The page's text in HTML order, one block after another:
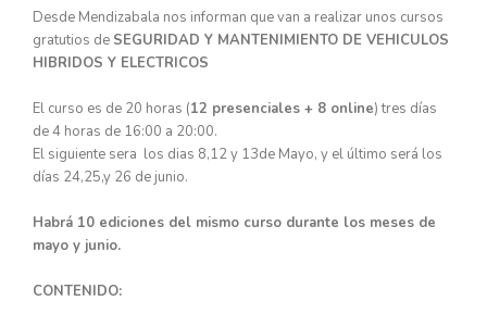
Desde Mendizabala nos informan que van a realizar unos cursos
gratutios de SEGURIDAD Y MANTENIMIENTO DE VEHICULOS
HIBRIDOS Y ELECTRICOS
El curso es de 20 horas (12 presenciales + 8 online) tres días
de 4 horas de 16:00 a 20:00.
El siguiente sera los dias 8,12 y 13de Mayo, y el último será los
días 24,25,y 26 de junio.
Habrá 10 ediciones del mismo curso durante los meses de
mayo y junio.
CONTENIDO: